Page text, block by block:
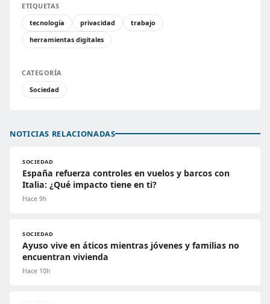
ETIQUETAS
tecnología
privacidad
trabajo
herramientas digitales
CATEGORÍA
Sociedad
NOTICIAS RELACIONADAS
SOCIEDAD
España refuerza controles en vuelos y barcos con
Italia: ¿Qué impacto tiene en ti?
Hace 9h
SOCIEDAD
Ayuso vive en áticos mientras jóvenes y familias no
encuentran vivienda
Hace 10h